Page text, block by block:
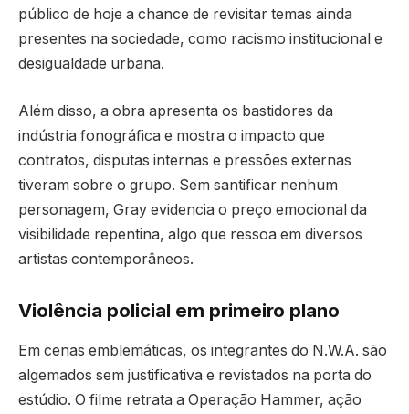
público de hoje a chance de revisitar temas ainda
presentes na sociedade, como racismo institucional e
desigualdade urbana.
Além disso, a obra apresenta os bastidores da
indústria fonográfica e mostra o impacto que
contratos, disputas internas e pressões externas
tiveram sobre o grupo. Sem santificar nenhum
personagem, Gray evidencia o preço emocional da
visibilidade repentina, algo que ressoa em diversos
artistas contemporâneos.
Violência policial em primeiro plano
Em cenas emblemáticas, os integrantes do N.W.A. são
algemados sem justificativa e revistados na porta do
estúdio. O filme retrata a Operação Hammer, ação